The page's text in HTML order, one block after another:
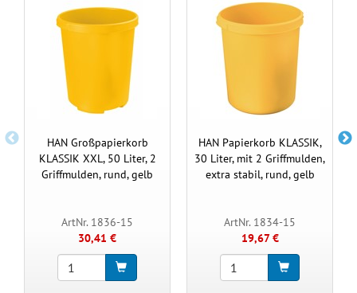
HAN Großpapierkorb
KLASSIK XXL, 50 Liter, 2
Griffmulden, rund, gelb
ArtNr. 1836-15
30,41 €
HAN Papierkorb KLASSIK,
30 Liter, mit 2 Griffmulden,
extra stabil, rund, gelb
ArtNr. 1834-15
19,67 €